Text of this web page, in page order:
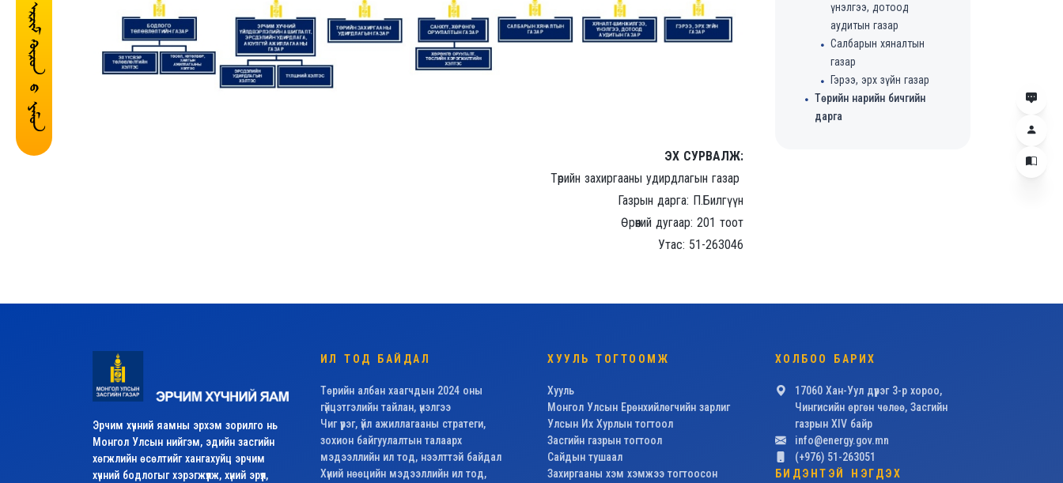
ЭХ СУРВАЛЖ:
Төрийн захиргааны удирдлагын газар
Газрын дарга: П.Билгүүн
Өрөөний дугаар: 201 тоот
Утас: 51-263046
үнэлгээ, дотоод
аудитын газар
Салбарын хяналтын
газар
Гэрээ, эрх зүйн газар
Төрийн нарийн бичгийн
дарга
Эрчим хүчний яамны эрхэм зорилго нь
Монгол Улсын нийгэм, эдийн засгийн
хөгжлийн өсөлтийг хангахуйц эрчим
хүчний бодлогыг хэрэгжүүлж, хүний эрүүл,
ИЛ ТОД БАЙДАЛ
Төрийн албан хаагчдын 2024 оны
гүйцэтгэлийн тайлан, үнэлгээ
Чиг үүрэг, үйл ажиллагааны стратеги,
зохион байгуулалтын талаарх
мэдээллийн ил тод, нээлттэй байдал
Хүний нөөцийн мэдээллийн ил тод,
ХУУЛЬ ТОГТООМЖ
Хууль
Монгол Улсын Ерөнхийлөгчийн зарлиг
Улсын Их Хурлын тогтоол
Засгийн газрын тогтоол
Сайдын тушаал
Захиргааны хэм хэмжээ тогтоосон
ХОЛБОО БАРИХ
17060 Хан-Уул дүүрэг 3-р хороо,
Чингисийн өргөн чөлөө, Засгийн
газрын XIV байр
info@energy.gov.mn
(+976) 51-263051
БИДЭНТЭЙ НЭГДЭХ
ᠡᠷᠴᠢᠮ ᢈᠦᠴᠦᠨ ᠦ᠋ ᠶᠠᠮᠦᠨ